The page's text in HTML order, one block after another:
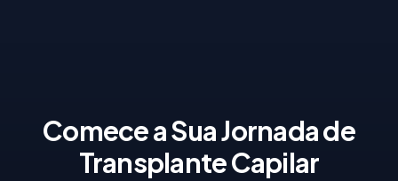
Comece a Sua Jornada de
Transplante Capilar